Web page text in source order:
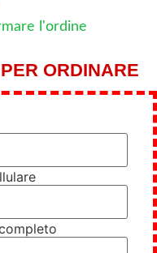
l'ordine
ORDINARE